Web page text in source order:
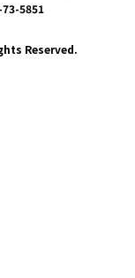
5851
Reserved.